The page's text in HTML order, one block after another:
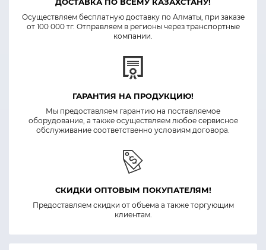
Осуществляем бесплатную доставку по Алматы, при заказе
от 100 000 тг. Отправляем в регионы через транспортные
компании.
ГАРАНТИЯ НА ПРОДУКЦИЮ!
Мы предоставляем гарантию на поставляемое
оборудование, а также осуществляем любое сервисное
обслуживание соответственно условиям договора.
СКИДКИ ОПТОВЫМ ПОКУПАТЕЛЯМ!
Предоставляем скидки от объема а также торгующим
клиентам.